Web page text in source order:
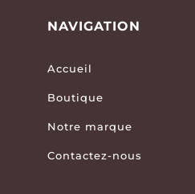
NAVIGATION
Accueil
Boutique
Notre marque
Contactez-nous